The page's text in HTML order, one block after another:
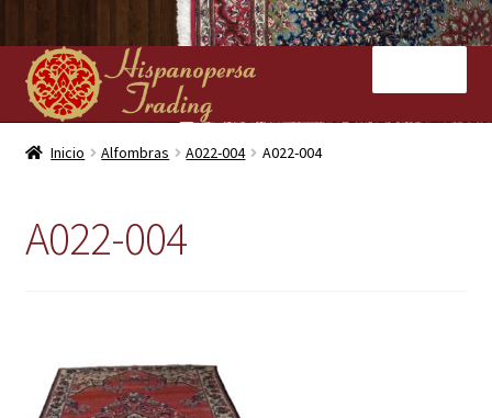
Ir
a
la
navegación
Ir
al
contenido
Inicio
Contacto
Inicio Alfombras A022-004 A022-004
A022-004